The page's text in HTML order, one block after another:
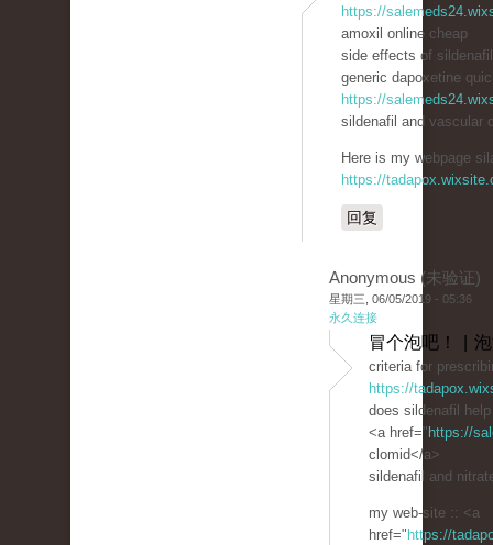
https://
amoxil online cheap
side effects of
generic dapoxetine
https://
sildenafil and vascular
Here is my webpage
https://
回复
Anonymous (未验证)
星期三, 06/05/2019 - 05:36
永久连接
冒个泡吧！ |
criteria for
https://
does sildenafil
<a href=" https://
clomid</a>
sildenafil and
my web-site :: <a
href=" https://